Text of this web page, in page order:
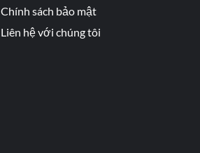
Chính sách bảo mật
Liên hệ với chúng tôi